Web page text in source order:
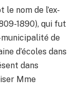
nom de l’ex-
1890), qui fut
municipalité de
d’écoles dans
dans
Mme